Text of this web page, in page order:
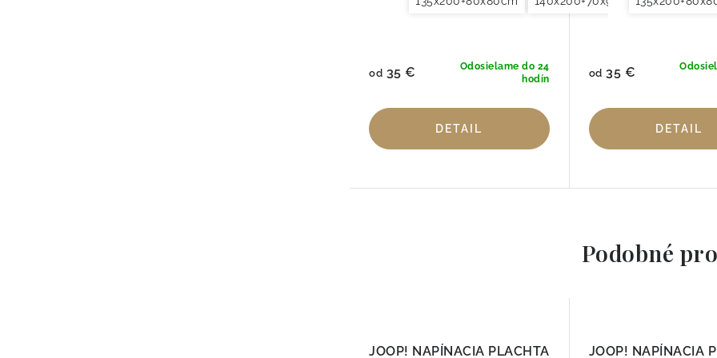
Odosielame do 24
hodín
od 35 €
DETAIL
od 35 €
DETAIL
Podobné
JOOP! NAPÍNACIA PLACHTA JOOP! NAPÍNACIA